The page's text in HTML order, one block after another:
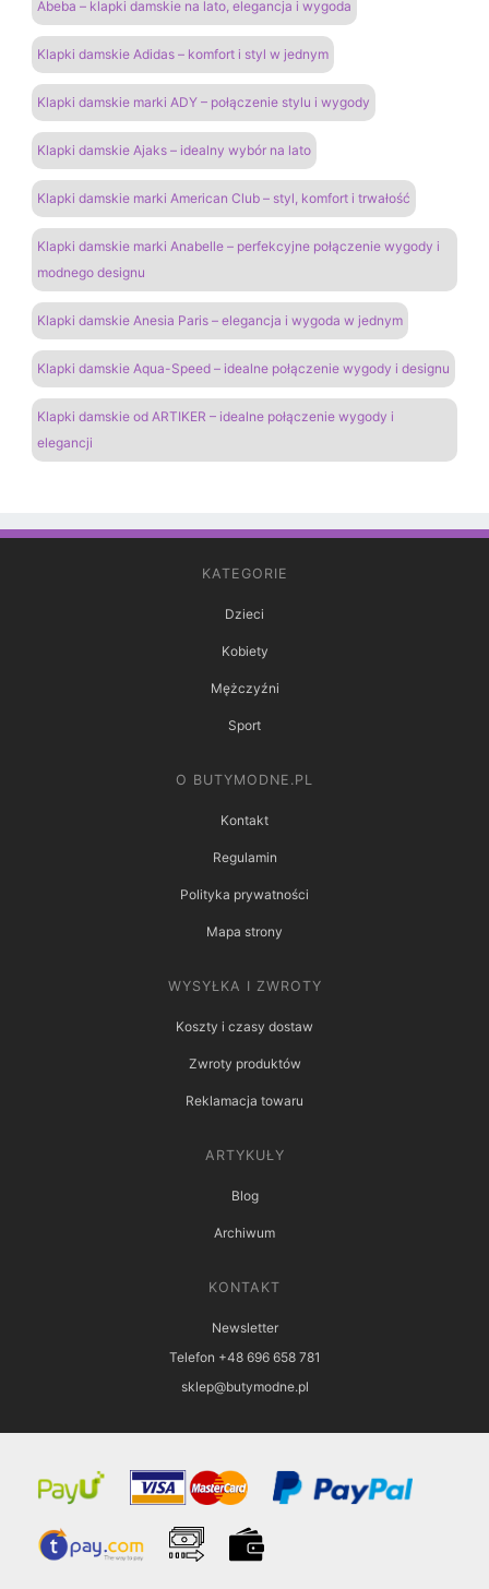
Abeba – klapki damskie na lato, elegancja i wygoda
Klapki damskie Adidas – komfort i styl w jednym
Klapki damskie marki ADY – połączenie stylu i wygody
Klapki damskie Ajaks – idealny wybór na lato
Klapki damskie marki American Club – styl, komfort i trwałość
Klapki damskie marki Anabelle – perfekcyjne połączenie wygody i
modnego designu
Klapki damskie Anesia Paris – elegancja i wygoda w jednym
Klapki damskie Aqua-Speed – idealne połączenie wygody i designu
Klapki damskie od ARTIKER – idealne połączenie wygody i
elegancji
KATEGORIE
Dzieci
Kobiety
Mężczyźni
Sport
O BUTYMODNE.PL
Kontakt
Regulamin
Polityka prywatności
Mapa strony
WYSYŁKA I ZWROTY
Koszty i czasy dostaw
Zwroty produktów
Reklamacja towaru
ARTYKUŁY
Blog
Archiwum
KONTAKT
Newsletter
Telefon +48 696 658 781
sklep@butymodne.pl